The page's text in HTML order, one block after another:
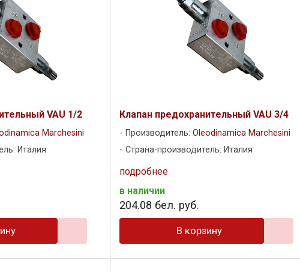
VAU 1/2
Marchesini
Италия
Клапан предохранительный VAU 3/4
Производитель: Oleodinamica Marchesini
Страна-производитель: Италия
подробнее
в наличии
204.08 бел. руб.
В корзину